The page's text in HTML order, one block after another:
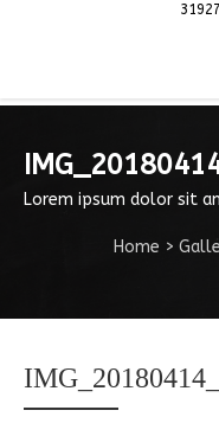
Lorem ipsum dolor sit
Home >